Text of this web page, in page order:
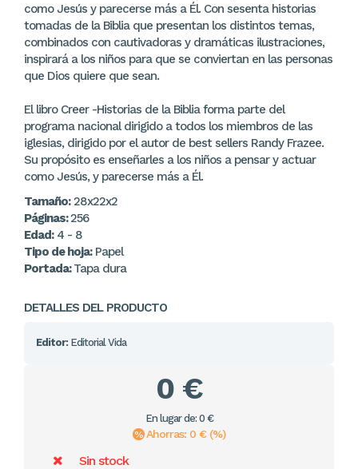
como Jesús y parecerse más a Él. Con sesenta historias
tomadas de la Biblia que presentan los distintos temas,
combinados con cautivadoras y dramáticas ilustraciones,
inspirará a los niños para que se conviertan en las personas
que Dios quiere que sean.
El libro Creer -Historias de la Biblia forma parte del
programa nacional dirigido a todos los miembros de las
iglesias, dirigido por el autor de best sellers Randy Frazee.
Su propósito es enseñarles a los niños a pensar y actuar
como Jesús, y parecerse más a Él.
Tamaño:28x22x2
Páginas:256
Edad:4 - 8
Tipo de hoja:Papel
Portada:Tapa dura
DETALLES DEL PRODUCTO
Editor: Editorial Vida
0 €
En lugar de: 0 €
Ahorras: 0 € (%)
Sin stock